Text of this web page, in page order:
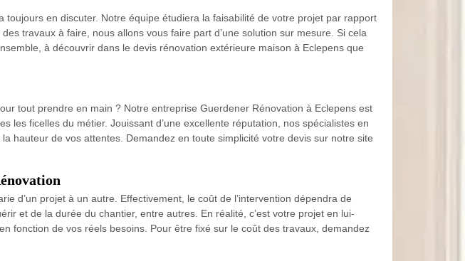
en discuter. Notre équipe étudiera la faisabilité de votre projet par rapport
travaux à faire, nous allons vous faire part d’une solution sur mesure. Si cela
à découvrir dans le devis rénovation extérieure maison à Eclepens que
tout prendre en main ? Notre entreprise Guerdener Rénovation à Eclepens est
les ficelles du métier. Jouissant d’une excellente réputation, nos spécialistes en
hauteur de vos attentes. Demandez en toute simplicité votre devis sur notre site
d’un projet à un autre. Effectivement, le coût de l’intervention dépendra de
et de la durée du chantier, entre autres. En réalité, c’est votre projet en lui-
fonction de vos réels besoins. Pour être fixé sur le coût des travaux, demandez